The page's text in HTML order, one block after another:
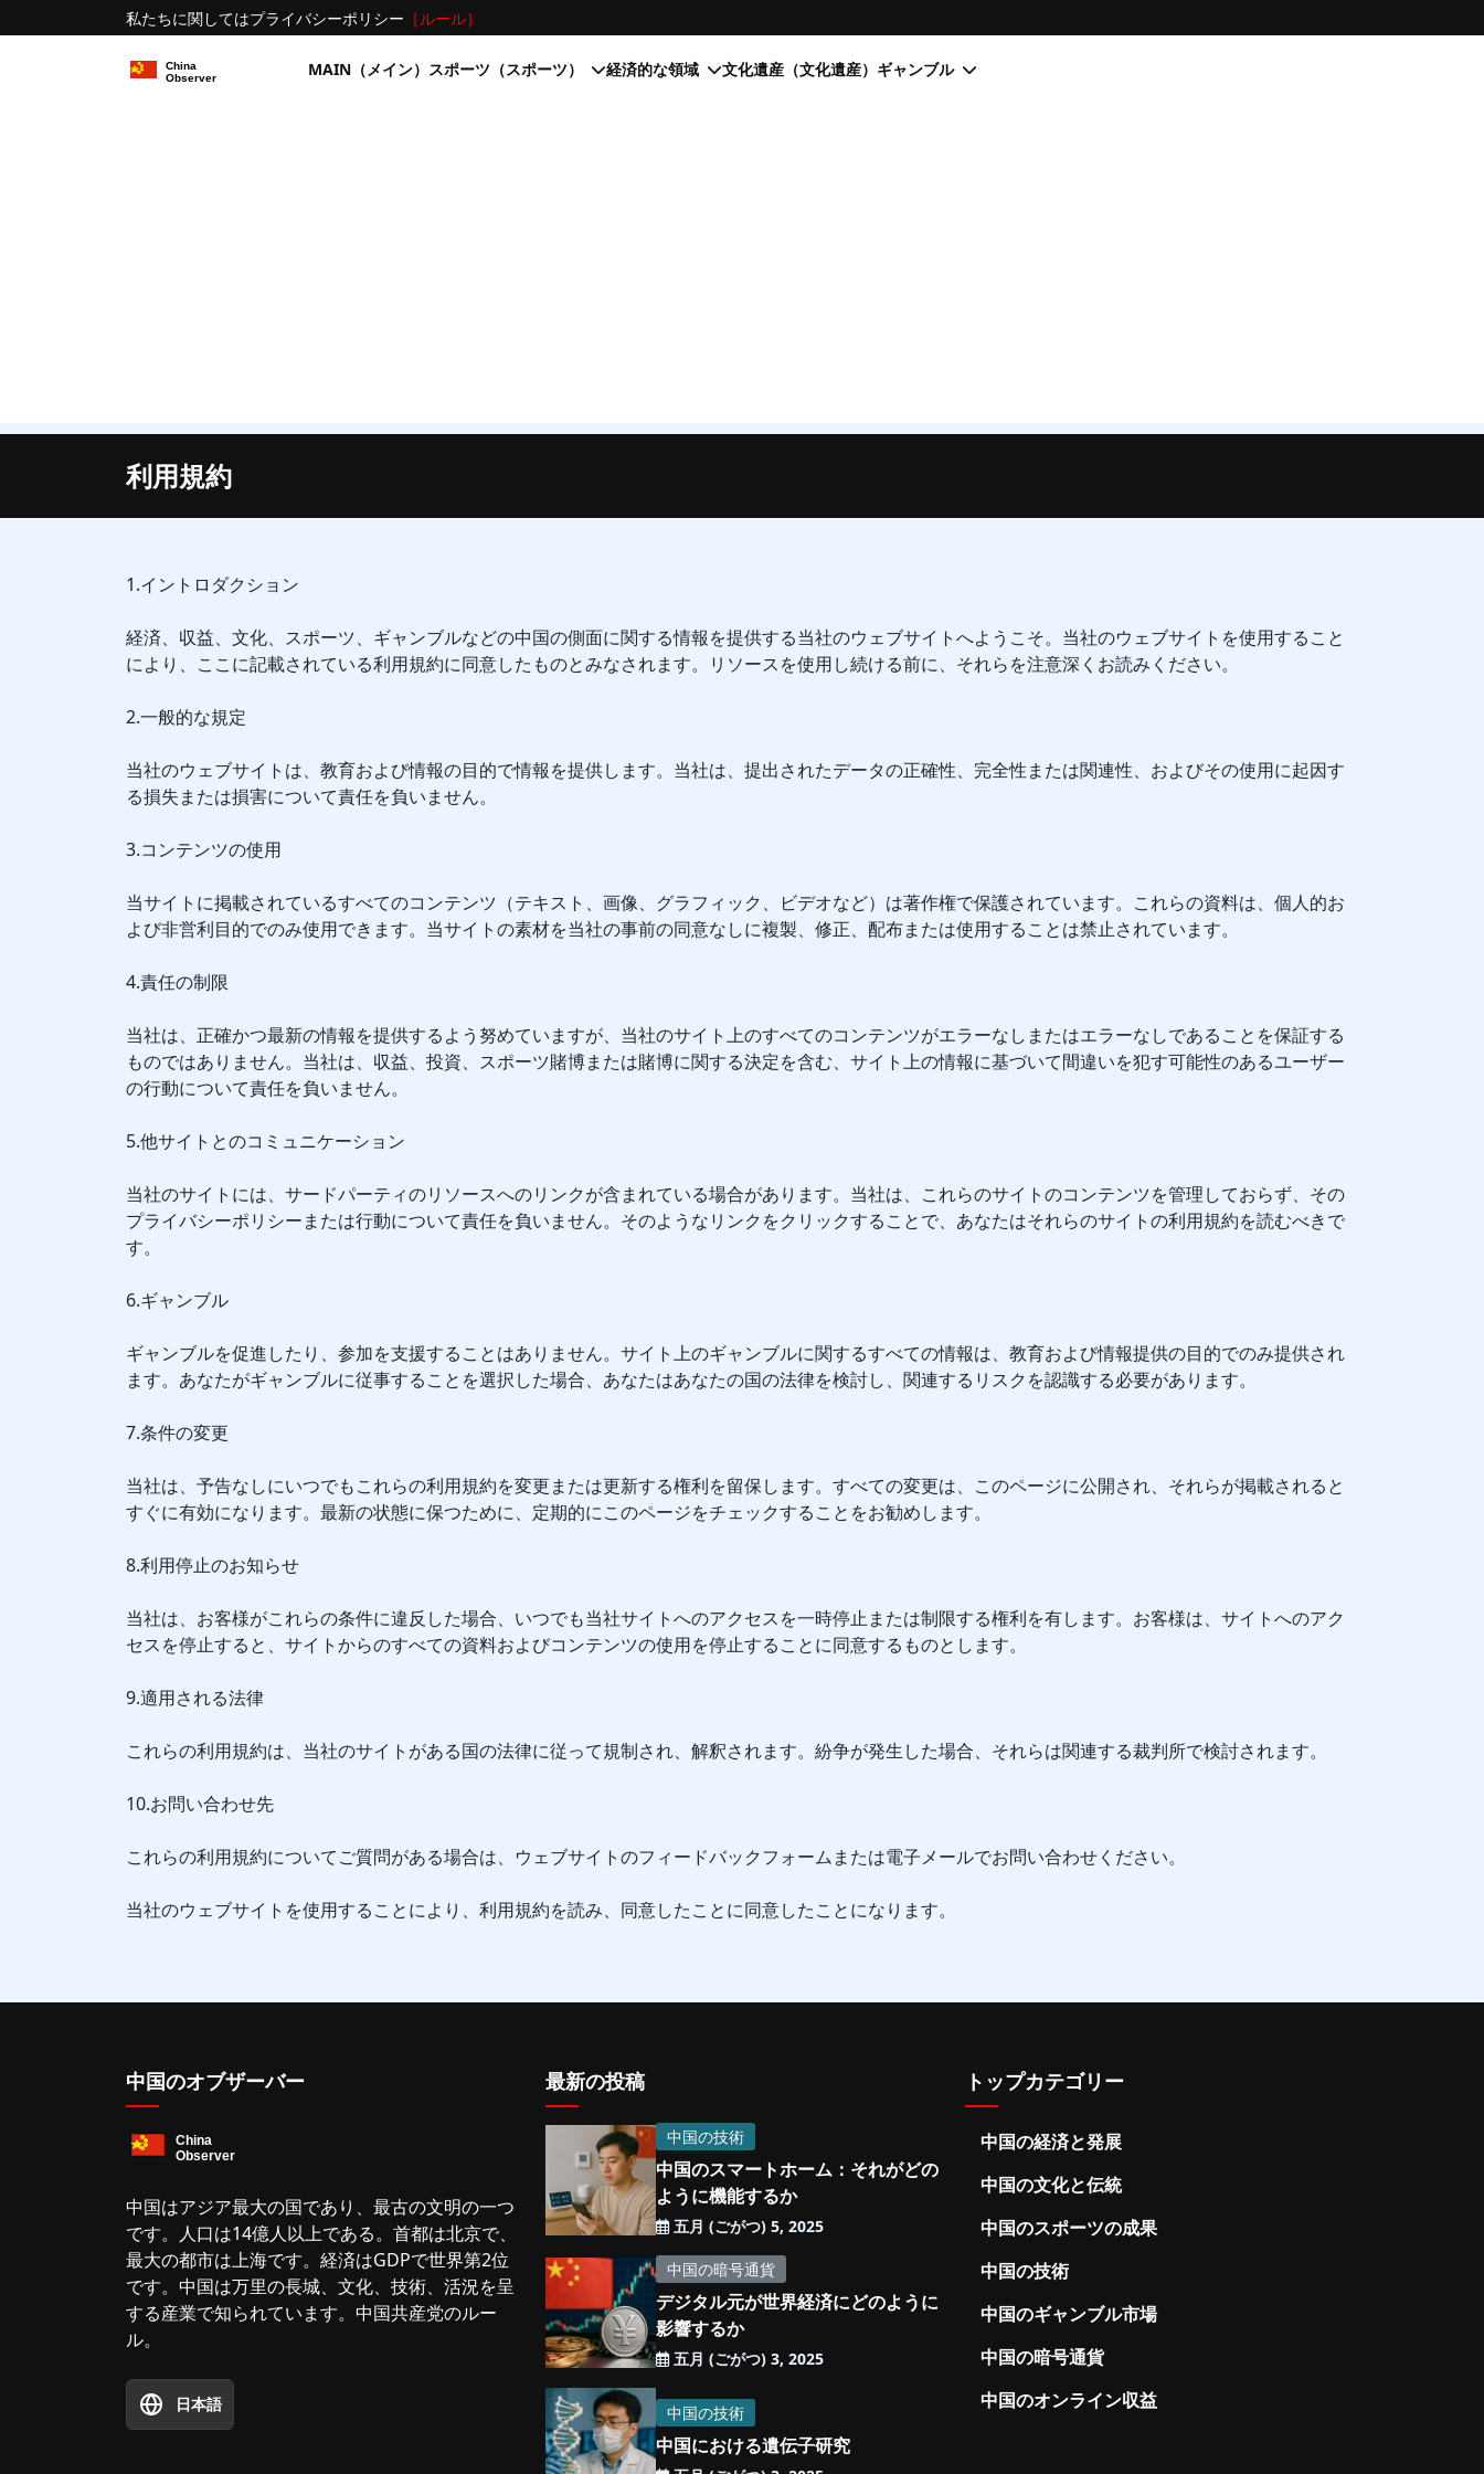
私たちに関してはプライバシーポリシー ［ルール］
MAIN（メイン） スポーツ（スポーツ） 経済的な領域 文化遺産（文化遺産） ギャンブル
利用規約
1.イントロダクション
経済、収益、文化、スポーツ、ギャンブルなどの中国の側面に関する情報を提供する当社のウェブサイトへようこそ。当社のウェブサイトを使用すること
により、ここに記載されている利用規約に同意したものとみなされます。リソースを使用し続ける前に、それらを注意深くお読みください。
2.一般的な規定
当社のウェブサイトは、教育および情報の目的で情報を提供します。当社は、提出されたデータの正確性、完全性または関連性、およびその使用に起因す
る損失または損害について責任を負いません。
3.コンテンツの使用
当サイトに掲載されているすべてのコンテンツ（テキスト、画像、グラフィック、ビデオなど）は著作権で保護されています。これらの資料は、個人的お
よび非営利目的でのみ使用できます。当サイトの素材を当社の事前の同意なしに複製、修正、配布または使用することは禁止されています。
4.責任の制限
当社は、正確かつ最新の情報を提供するよう努めていますが、当社のサイト上のすべてのコンテンツがエラーなしまたはエラーなしであることを保証する
ものではありません。当社は、収益、投資、スポーツ賭博または賭博に関する決定を含む、サイト上の情報に基づいて間違いを犯す可能性のあるユーザー
の行動について責任を負いません。
5.他サイトとのコミュニケーション
当社のサイトには、サードパーティのリソースへのリンクが含まれている場合があります。当社は、これらのサイトのコンテンツを管理しておらず、その
プライバシーポリシーまたは行動について責任を負いません。そのようなリンクをクリックすることで、あなたはそれらのサイトの利用規約を読むべきで
す。
6.ギャンブル
ギャンブルを促進したり、参加を支援することはありません。サイト上のギャンブルに関するすべての情報は、教育および情報提供の目的でのみ提供され
ます。あなたがギャンブルに従事することを選択した場合、あなたはあなたの国の法律を検討し、関連するリスクを認識する必要があります。
7.条件の変更
当社は、予告なしにいつでもこれらの利用規約を変更または更新する権利を留保します。すべての変更は、このページに公開され、それらが掲載されると
すぐに有効になります。最新の状態に保つために、定期的にこのページをチェックすることをお勧めします。
8.利用停止のお知らせ
当社は、お客様がこれらの条件に違反した場合、いつでも当社サイトへのアクセスを一時停止または制限する権利を有します。お客様は、サイトへのアク
セスを停止すると、サイトからのすべての資料およびコンテンツの使用を停止することに同意するものとします。
9.適用される法律
これらの利用規約は、当社のサイトがある国の法律に従って規制され、解釈されます。紛争が発生した場合、それらは関連する裁判所で検討されます。
10.お問い合わせ先
これらの利用規約についてご質問がある場合は、ウェブサイトのフィードバックフォームまたは電子メールでお問い合わせください。
当社のウェブサイトを使用することにより、利用規約を読み、同意したことに同意したことになります。
中国のオブザーバー
中国はアジア最大の国であり、最古の文明の一つ
です。人口は14億人以上である。首都は北京で、
最大の都市は上海です。経済はGDPで世界第2位
です。中国は万里の長城、文化、技術、活況を呈
する産業で知られています。中国共産党のルー
ル。
日本語
最新の投稿
中国の技術
中国のスマートホーム：それがどの
ように機能するか
五月 (ごがつ) 5, 2025
中国の暗号通貨
デジタル元が世界経済にどのように
影響するか
五月 (ごがつ) 3, 2025
中国の技術
中国における遺伝子研究
トップカテゴリー
中国の経済と発展
中国の文化と伝統
中国のスポーツの成果
中国の技術
中国のギャンブル市場
中国の暗号通貨
中国のオンライン収益